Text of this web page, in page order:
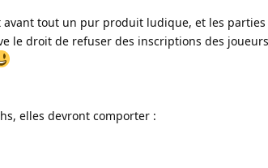
avant tout un pur produit ludique, et les
le droit de refuser des inscriptions des
elles devront comporter :